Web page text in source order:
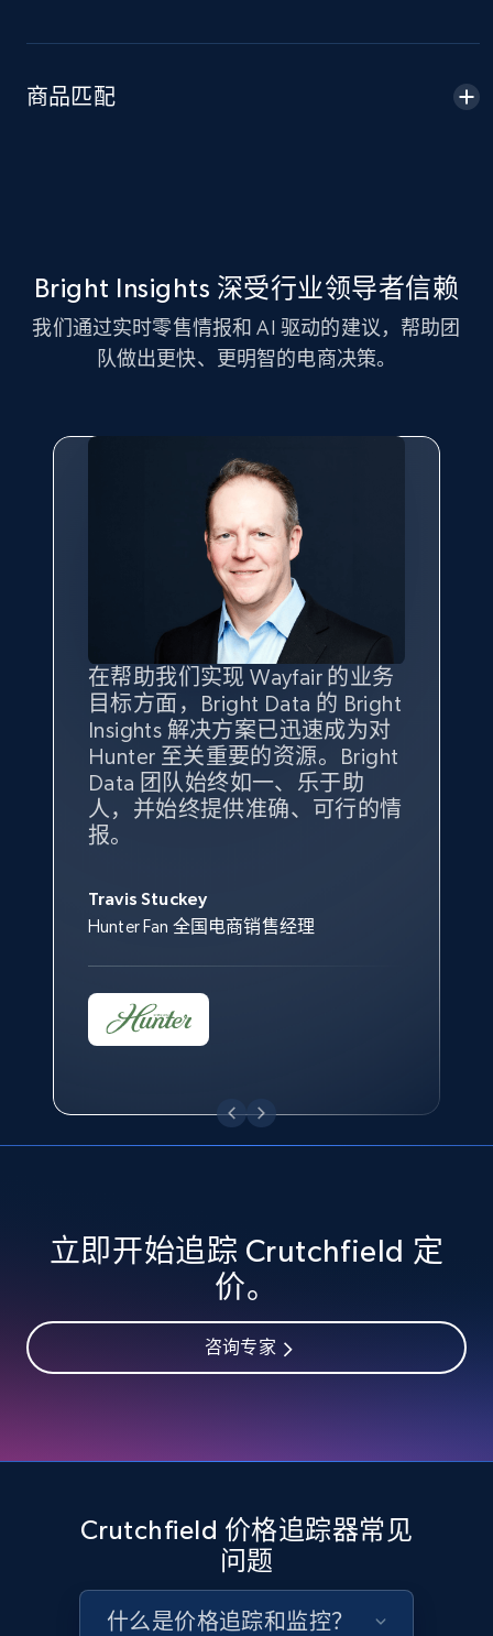
URL, Product id, Title, Seller name, Seller rating,
Seller reviews, Breadcrumbs, Root category, and
more.
eBay - Gather data on products using
specified keywords
URL, Product id, Title, Seller name, Seller rating,
Seller reviews, Breadcrumbs, Root category, and
2.5K+ 359+ 立即开始
eBay - Collect products from shops on eBay
URL, Product id, Title, Seller name, Seller rating,
Seller reviews, Breadcrumbs, Root category, and
359+
eBay - Collect records by category
more.
Google Shopping
URL, Product id, Title, Product description,
Rating, Reviews count, Images, Variations, and
Google Shopping - collects products from
web using keywords
Rating, Reviews count, Images, Variations, and
商品匹配
Bright Insights 深受行业领导者信赖
我们通过实时零售情报和 AI 驱动的建议，帮助团
队做出更快、更明智的电商决策。
在帮助我们实现 Wayfair 的业务
目标方面，Bright Data 的 Bright
Insights 解决方案已迅速成为对
Hunter 至关重要的资源。Bright
Data 团队始终如一、乐于助
人，并始终提供准确、可行的情
报。
Travis Stuckey
Hunter Fan 全国电商销售经理
Bright Insights 的数据极大地支
持了我们公司的目标。每个产品
类别的市场份额帮助我们以主要
竞争对手为基准，而供应商的销
售情况则从战术上帮助我们的营
销团队扩大产品种类。
Overstock 的客户战略与洞察总监
我们之所以选择 Bright
Insights，是因为它能够跟踪销
售情况，并绘制对我们业务至关
重要的竞争产品类别图。
Yael Fridman
Keter 的市场总监
借助 Bright Data 的解决方案，
我们获得了对市场领域、产品、
竞争格局以及消费者行为趋势的
独特且全面的洞察。
Beverly Taylor
Kingston Brass, Inc. 商品规划总监
立即开始追踪 Crutchfield 定
价。
咨询专家
Crutchfield 价格追踪器常见
问题
什么是价格追踪和监控？